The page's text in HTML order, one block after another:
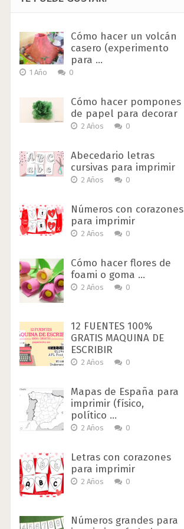
Cómo hacer un volcán
casero (experimento
para …
1 Año 0
Cómo hacer pompones
de papel para decorar
2 Años 0
Abecedario letras
cursivas para imprimir
2 Años 0
Números con corazones
para imprimir
2 Años 0
Cómo hacer flores de
foami o goma …
2 Años 0
12 FUENTES 100%
GRATIS MAQUINA DE
ESCRIBIR
2 Años 0
Mapas de España para
imprimir (físico,
político …
2 Años 0
Letras con corazones
para imprimir
2 Años 0
Números grandes para